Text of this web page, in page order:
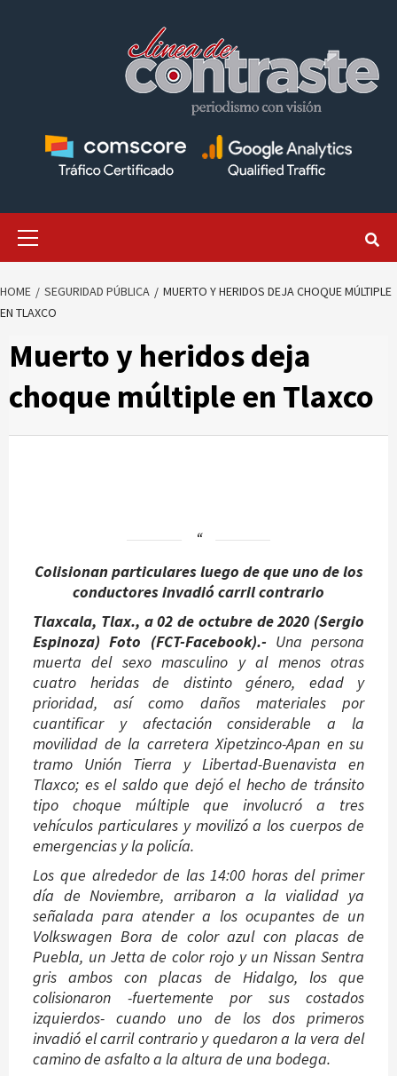
HOME SEGURIDAD PÚBLICA
MUERTO Y HERIDOS DEJA CHOQUE MÚLTIPLE
EN TLAXCO
Muerto y heridos deja
choque múltiple en Tlaxco
Colisionan particulares luego de que uno de los
conductores invadió carril contrario
Tlaxcala, Tlax., a 02 de octubre de 2020 (Sergio
Espinoza) Foto (FCT-Facebook).- Una persona
muerta del sexo masculino y al menos otras
cuatro heridas de distinto género, edad y
prioridad, así como daños materiales por
cuantificar y afectación considerable a la
movilidad de la carretera Xipetzinco-Apan en su
tramo Unión Tierra y Libertad-Buenavista en
Tlaxco; es el saldo que dejó el hecho de tránsito
tipo choque múltiple que involucró a tres
vehículos particulares y movilizó a los cuerpos de
emergencias y la policía.
Los que alrededor de las 14:00 horas del primer
día de Noviembre, arribaron a la vialidad ya
señalada para atender a los ocupantes de un
Volkswagen Bora de color azul con placas de
Puebla, un Jetta de color rojo y un Nissan Sentra
gris ambos con placas de Hidalgo, los que
colisionaron -fuertemente por sus costados
izquierdos- cuando uno de los dos primeros
invadió el carril contrario y quedaron a la vera del
camino de asfalto a la altura de una bodega.